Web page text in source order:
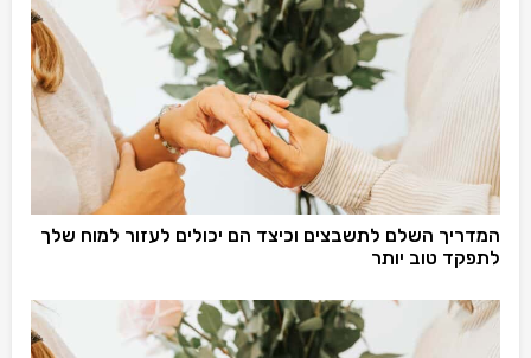
המדריך השלם לתשבצים וכיצד הם יכולים לעזור למוח שלך
לתפקד טוב יותר